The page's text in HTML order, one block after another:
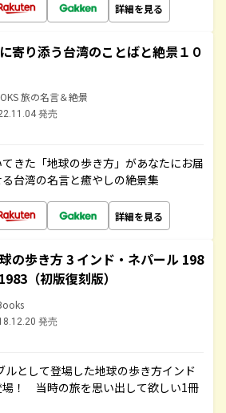
詳細を見る
寄り添う台湾のことばと絶景１０
旅の名言＆絶景
発売
きた「地球の歩き方」があなたにお届
台湾の名言と癒やしの絶景集
詳細を見る
の歩き方 3 インド・ネパール 198
（初版復刻版）
発売
ルとして登場した地球の歩き方インド
場！ 当時の旅を思い出して欲しい1冊